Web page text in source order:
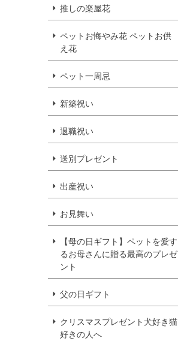
推しの楽屋花
ペットお悔やみ花 ペットお供
え花
ペット一周忌
新築祝い
退職祝い
送別プレゼント
出産祝い
お見舞い
【母の日ギフト】ペットを愛す
るお母さんに贈る最高のプレゼ
ント
父の日ギフト
クリスマスプレゼント犬好き猫
好きの人へ